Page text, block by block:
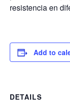
resistencia en
Add to
DETAILS